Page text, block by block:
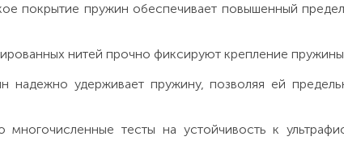
покрытие пружин обеспечивает повышенный
нитей прочно фиксируют крепление
надежно удерживает пружину, позволяя ей
тесты на устойчивость к